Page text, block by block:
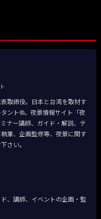
取締役。日本と台湾を取材す
ント®。夜景情報サイト「夜
ナー講師、ガイド・解説、テ
筆、企画監修等、夜景に関す
さい。
、講師、イベントの企画・監